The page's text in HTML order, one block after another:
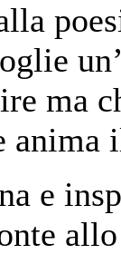
ma
anima
e